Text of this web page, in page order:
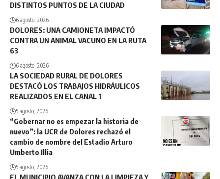
DISTINTOS PUNTOS DE LA CIUDAD
6 agosto, 2026
DOLORES: UNA CAMIONETA IMPACTÓ
CONTRA UN ANIMAL VACUNO EN LA RUTA
63
6 agosto, 2026
LA SOCIEDAD RURAL DE DOLORES
DESTACÓ LOS TRABAJOS HIDRÁULICOS
REALIZADOS EN EL CANAL 1
5 agosto, 2026
“Gobernar no es empezar la historia de
nuevo”: la UCR de Dolores rechazó el
cambio de nombre del Estadio Arturo
Umberto Illia
5 agosto, 2026
EL MUNICIPIO AVANZA CON LA LIMPIEZA Y